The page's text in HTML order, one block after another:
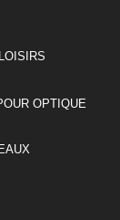
OPTIQUE